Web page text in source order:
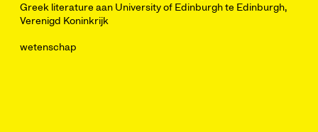
Greek literature aan University of Edinburgh te Edinburgh,
Verenigd Koninkrijk
wetenschap